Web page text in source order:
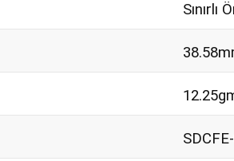
Sınırlı